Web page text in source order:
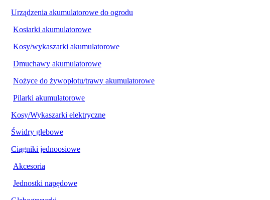
Urządzenia akumulatorowe do ogrodu
Kosiarki akumulatorowe
Kosy/wykaszarki akumulatorowe
Dmuchawy akumulatorowe
Nożyce do żywopłotu/trawy akumulatorowe
Pilarki akumulatorowe
Kosy/Wykaszarki elektryczne
Świdry glebowe
Ciągniki jednoosiowe
Akcesoria
Jednostki napędowe